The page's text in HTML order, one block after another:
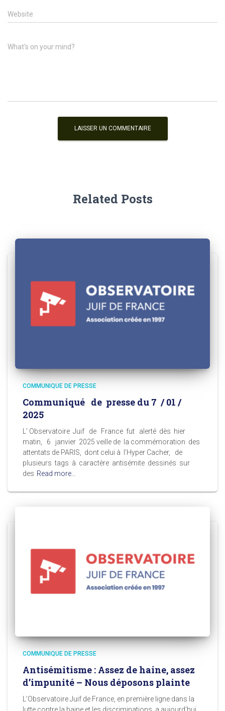
Website
What's on your mind?
Related Posts
COMMUNIQUE DE PRESSE
Communiqué de presse du 7 / 01 /
2025
L’ Observatoire Juif de France fut alerté dès hier
matin, 6 janvier 2025 veille de la commémoration des
attentats de PARIS, dont celui à l’Hyper Cacher, de
plusieurs tags à caractère antisémite dessinés sur
des Read more…
COMMUNIQUE DE PRESSE
Antisémitisme : Assez de haine, assez
d’impunité – Nous déposons plainte
L’Observatoire Juif de France, en première ligne dans la